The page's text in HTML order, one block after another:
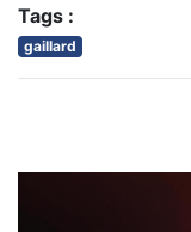
Tags :
gaillard